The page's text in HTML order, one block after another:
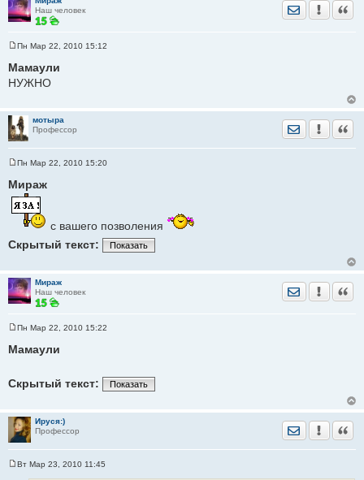
Наш человек
Отправить
о
б
н
и
е
Пн Мар 22, 2010 15:12
Мамаули
НУЖНО
мотыра
Профессор
Отправить
о
б
щ
е
Пн Мар 22, 2010 15:20
Мираж
с вашего позволения
Скрытый текст:
Показать
Мираж
Наш человек
Отправить
о
е
е
Пн Мар 22, 2010 15:22
Мамаули
Скрытый текст: Показать
Ируся:)
Профессор
Отправить
Вт Мар 23, 2010 11:45